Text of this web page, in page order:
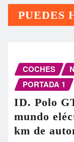
PUEDES
COCHES
PORTADA 1
ID. Polo
mundo
km de